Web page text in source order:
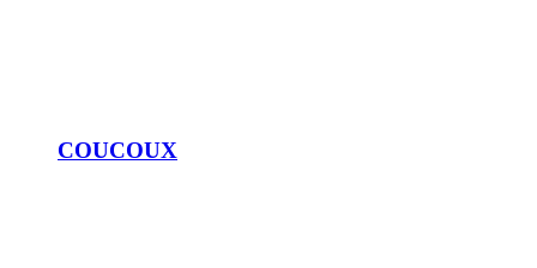
COUCOUX